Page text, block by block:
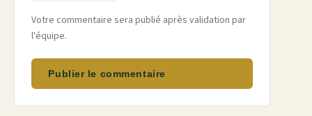
Votre commentaire sera publié après validation par
l'équipe.
Publier le commentaire